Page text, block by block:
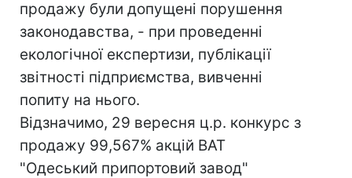
продажу були допущені порушення
законодавства, - при проведенні
екологічної експертизи, публікації
звітності підприємства, вивченні
попиту на нього.
Відзначимо, 29 вересня ц.р. конкурс з
продажу 99,567% акцій ВАТ
"Одеський припортовий завод"